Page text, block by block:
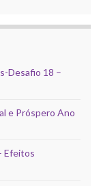
Desafio 18 –
e Próspero Ano
Efeitos